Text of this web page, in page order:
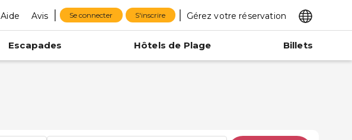
Aide Avis Se connecter S'inscrire Gérez votre réservation
Escapades Hôtels de Plage Billets